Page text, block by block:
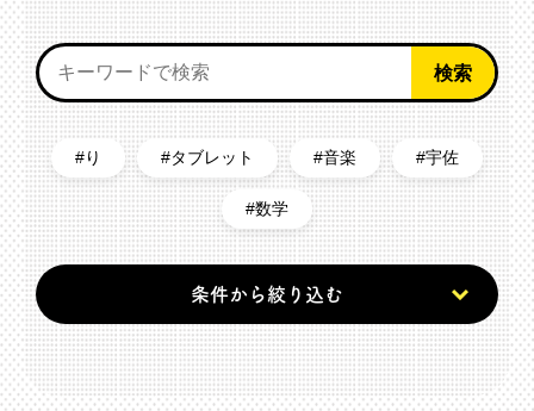
り タブレット 音楽 宇佐
数学
条件から絞り込む